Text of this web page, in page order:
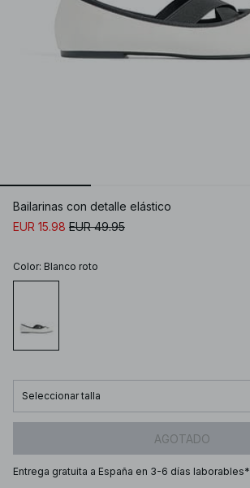
Bailarinas con detalle elástico
EUR 15.98 EUR 49.95
Color: Blanco roto
Seleccionar talla
AGOTADO
Entrega gratuita a España en 3-6 días laborables*